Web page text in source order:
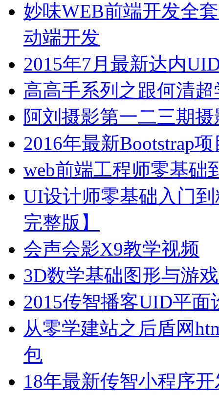
妙味WEB前端开发全
动端开发
2015年7月最新达内
高高手系列之跟何清
阿刘摄影第一二三期
2016年最新Bootstrap
web前端工程师零基础
UI设计师零基础入门
完整版】
会声会影X9教学视频
3D数学基础图形与游
2015传智播客UID平
从零学建站之后盾网
包
18年最新传智小程序